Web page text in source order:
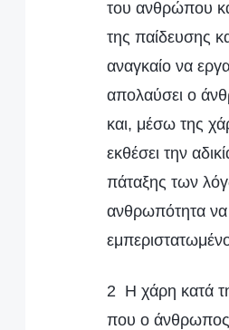
του ανθρώπου
της παίδευσης
αναγκαίο να
απολαύσει ο
και, μέσω της
εκθέσει την
πάταξης των
ανθρωπότητα να
2 Η χάρη κατά
που ο άνθρωπος